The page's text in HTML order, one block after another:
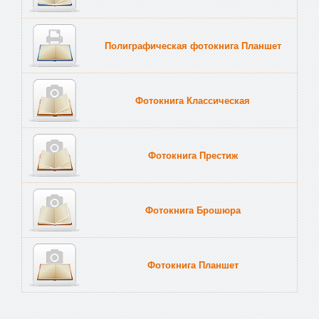
Полиграфическая фотокнига Планшет
Фотокнига Классическая
Фотокнига Престиж
Фотокнига Брошюра
Фотокнига Планшет